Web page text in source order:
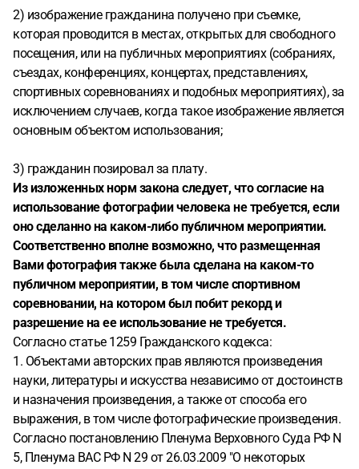
2) изображение гражданина получено при съемке,
которая проводится в местах, открытых для свободного
посещения, или на публичных мероприятиях (собраниях,
съездах, конференциях, концертах, представлениях,
спортивных соревнованиях и подобных мероприятиях), за
исключением случаев, когда такое изображение является
основным объектом использования;
3) гражданин позировал за плату.
Из изложенных норм закона следует, что согласие на
использование фотографии человека не требуется, если
оно сделанно на каком-либо публичном мероприятии.
Соответственно вполне возможно, что размещенная
Вами фотография также была сделана на каком-то
публичном мероприятии, в том числе спортивном
соревновании, на котором был побит рекорд и
разрешение на ее использование не требуется.
Согласно статье 1259 Гражданского кодекса:
1. Объектами авторских прав являются произведения
науки, литературы и искусства независимо от достоинств
и назначения произведения, а также от способа его
выражения, в том числе фотографические произведения.
Согласно постановлению Пленума Верховного Суда РФ N
5, Пленума ВАС РФ N 29 от 26.03.2009 "О некоторых